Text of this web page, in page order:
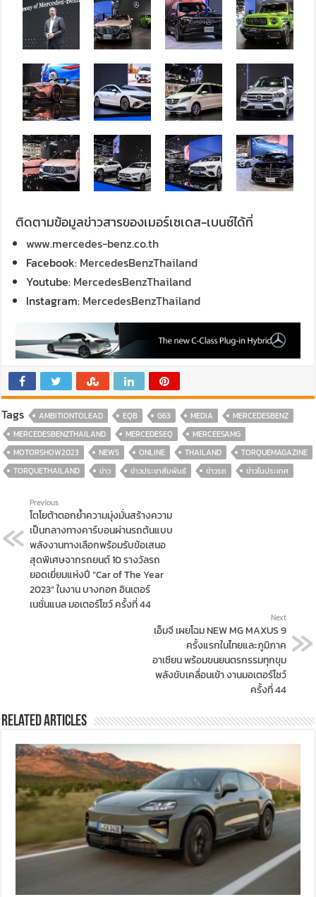
ติดตามข้อมูลข่าวสารของเมอร์เซเดส-เบนซ์ได้ที่
www.mercedes-benz.co.th
Facebook: MercedesBenzThailand
Youtube: MercedesBenzThailand
Instagram: MercedesBenzThailand
Tags AMBITIONTOLEAD EQB G63 MEDIA
MERCEDESBENZ
MERCEDESBENZTHAILAND
MERCEDESEQ
MERCEESAMG
MOTORSHOW2023
NEWS ONLINE THAILAND
TORQUEMAGAZINE
TORQUETHAILAND
ข่าว ข่าวประชาสัมพันธ์ ข่าวรถ ข่าวในประเทศ
Previous
โตโยต้าตอกย้ำความมุ่งมั่นสร้างความ
เป็นกลางทางคาร์บอนผ่านรถต้นแบบ
พลังงานทางเลือกพร้อมรับข้อเสนอ
สุดพิเศษจากรถยนต์ 10 รางวัลรถ
ยอดเยี่ยมแห่งปี “Car of The Year
2023” ในงาน บางกอก อินเตอร์
เนชั่นแนล มอเตอร์โชว์ ครั้งที่ 44
Next
เอ็มจี เผยโฉม NEW MG MAXUS 9
ครั้งแรกในไทยและภูมิภาค
อาเซียน พร้อมขนยนตรกรรมทุกขุม
พลังขับเคลื่อนเข้า งานมอเตอร์โชว์
ครั้งที่ 44
Related Articles